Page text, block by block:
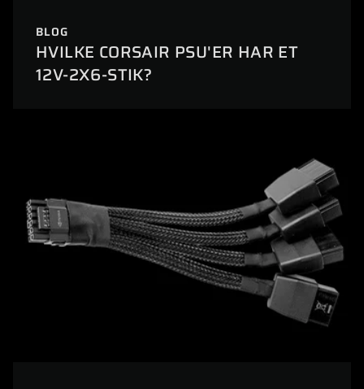
BLOG
HVILKE CORSAIR PSU'ER HAR ET
12V-2X6-STIK?